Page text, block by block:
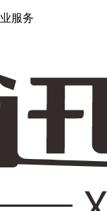
服务